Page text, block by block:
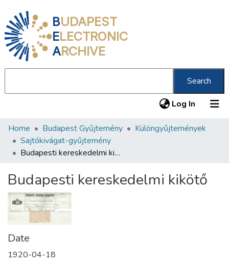
BUDAPEST
ELECTRONIC
ARCHIVE
Search
Log In (current)
Communities & Collections
All of DSpace
About us
Home Budapest Gyűjtemény
Különgyűjtemények
Sajtókivágat-gyűjtemény
Budapesti kereskedelmi kikötő
Budapesti kereskedelmi kikötő
Date
1920-04-18